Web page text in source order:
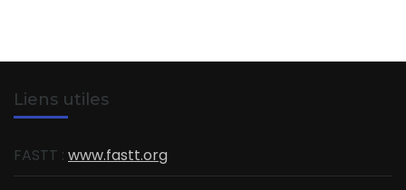
Liens utiles
FASTT : www.fastt.org